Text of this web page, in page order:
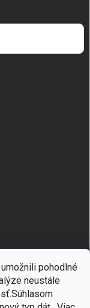
pohodlné
neustále
úhlasom